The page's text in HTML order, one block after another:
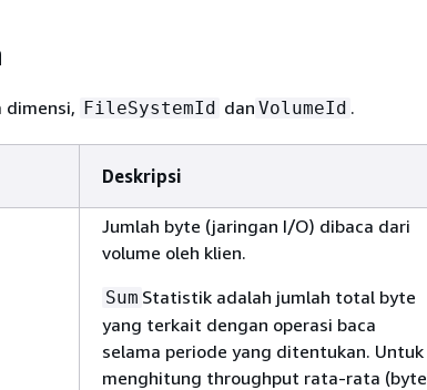
dimensi, FileSystemId dan VolumeId .
Deskripsi
Jumlah byte (jaringan I/O) dibaca dari
volume oleh klien.
Sum Statistik adalah jumlah total byte
yang terkait dengan operasi baca
selama periode yang ditentukan. Untuk
menghitung throughput rata-rata (byte